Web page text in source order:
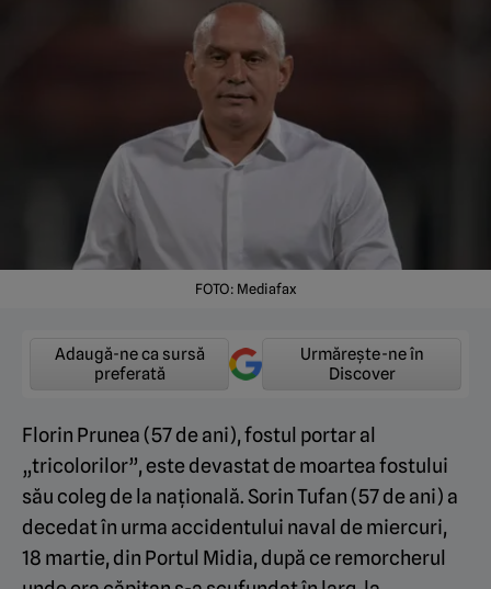
FOTO: Mediafax
Adaugă-ne ca sursă
preferată
Urmărește-ne în
Discover
Florin Prunea (57 de ani), fostul portar al
„tricolorilor”, este devastat de moartea fostului
său coleg de la națională. Sorin Tufan (57 de ani) a
decedat în urma accidentului naval de miercuri,
18 martie, din Portul Midia, după ce remorcherul